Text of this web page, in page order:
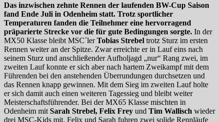
Das inzwischen zehnte Rennen der laufenden BW-Cup Saison
fand Ende Juli in Odenheim statt. Trotz sportlicher
Temperaturen fanden die Teilnehmer eine hervorragend
präparierte Strecke vor die für gute Bedingungen sorgte. In der
MX50 Klasse bleibt MSC´lerTobias Strebel trotz Sturz im ersten
Rennen weiter an der Spitze. Zwar erreichte er in Lauf eins nach
seinem Sturz und anschließender Aufholjagd „nur“ Rang zwei, im
zweiten Lauf konnte er sich aber nach hartem Zweikampf mit dem
Führenden bei den anstehenden Überrundungen durchsetzen und
das Rennen knapp gewinnen. Mit dem Sieg im zweiten Lauf holte
er sich damit auch einen weiteren Tagessieg und bleibt weiter
Meisterschaftsführender. Bei der MX65 Klasse mischten in
Odenheim mit Sarah Strebel, Felix Frey und Tim Wallisch wieder
drei MSC-Kids mit. Felix und Sarah fuhren zwei solide Rennläufe